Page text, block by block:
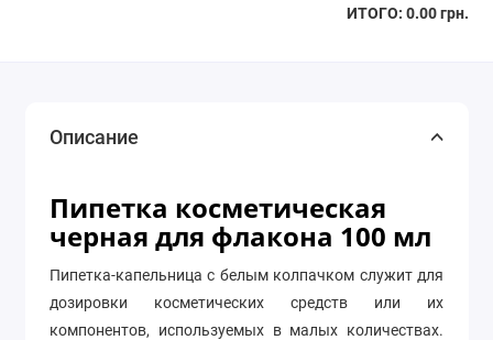
ИТОГО: 0.00 грн.
Описание
Пипетка косметическая
черная для флакона 100 мл
Пипетка-капельница с белым колпачком служит для
дозировки косметических средств или их
компонентов, используемых в малых количествах.